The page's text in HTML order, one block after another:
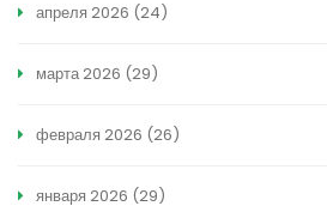
апреля 2026 (24)
марта 2026 (29)
февраля 2026 (26)
января 2026 (29)